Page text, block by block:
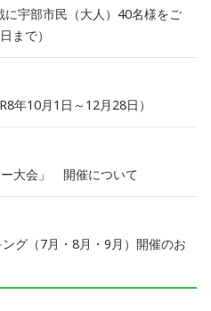
に宇部市民（大人）40名様をご
まで）
年10月1日～12月28日）
大会」 開催について
グ（7月・8月・9月）開催のお